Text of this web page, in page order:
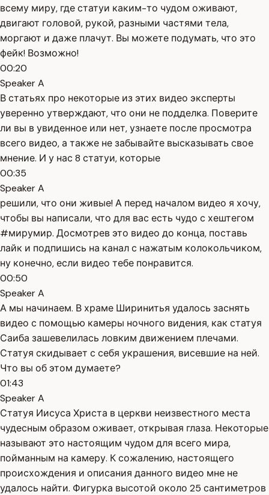
всему миру, где статуи каким-то чудом оживают,
двигают головой, рукой, разными частями тела,
моргают и даже плачут. Вы можете подумать, что это
фейк! Возможно!
00:20
Speaker A
В статьях про некоторые из этих видео эксперты
уверенно утверждают, что они не подделка. Поверите
ли вы в увиденное или нет, узнаете после просмотра
всего видео, а также не забывайте высказывать свое
мнение. И у нас 8 статуи, которые
00:35
Speaker A
решили, что они живые! А перед началом видео я хочу,
чтобы вы написали, что для вас есть чудо с хештегом
#мирумир. Досмотрев это видео до конца, поставь
лайк и подпишись на канал с нажатым колокольчиком,
ну конечно, если видео тебе понравится.
00:50
Speaker A
А мы начинаем. В храме Ширинитья удалось заснять
видео с помощью камеры ночного видения, как статуя
Саиба зашевелилась ловким движением плечами.
Статуя скидывает с себя украшения, висевшие на ней.
Что вы об этом думаете?
01:43
Speaker A
Статуя Иисуса Христа в церкви неизвестного места
чудесным образом оживает, открывая глаза. Некоторые
называют это настоящим чудом для всего мира,
пойманным на камеру. К сожалению, настоящего
происхождения и описания данного видео мне не
удалось найти. Фигурка высотой около 25 сантиметров